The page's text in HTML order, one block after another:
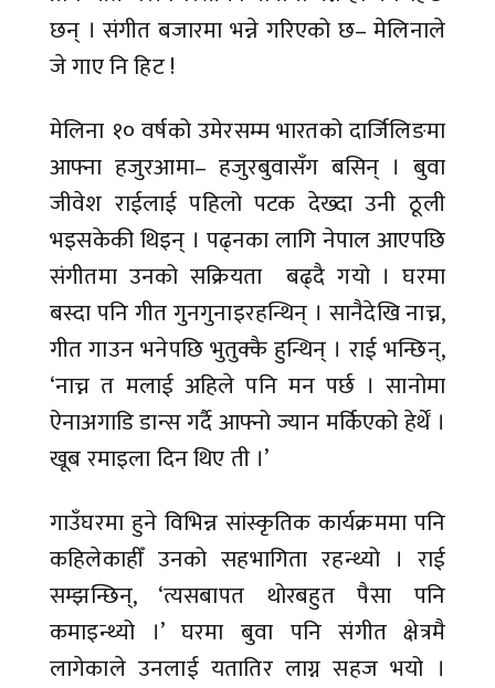
छन् । संगीत बजारमा भन्ने गरिएको छ– मेलिनाले
जे गाए नि हिट !
मेलिना १० वर्षको उमेरसम्म भारतको दार्जिलिङमा
आफ्ना हजुरआमा– हजुरबुवासँग बसिन् । बुवा
जीवेश राईलाई पहिलो पटक देख्दा उनी ठूली
भइसकेकी थिइन् । पढ्नका लागि नेपाल आएपछि
संगीतमा उनको सक्रियता बढ्दै गयो । घरमा
बस्दा पनि गीत गुनगुनाइरहन्थिन् । सानैदेखि नाच्न,
गीत गाउन भनेपछि भुतुक्कै हुन्थिन् । राई भन्छिन्,
‘नाच्न त मलाई अहिले पनि मन पर्छ । सानोमा
ऐनाअगाडि डान्स गर्दै आफ्नो ज्यान मर्किएको हेर्थें ।
खूब रमाइला दिन थिए ती ।’
गाउँघरमा हुने विभिन्न सांस्कृतिक कार्यक्रममा पनि
कहिलेकाहीँ उनको सहभागिता रहन्थ्यो । राई
सम्झन्छिन्, ‘त्यसबापत थोरबहुत पैसा पनि
कमाइन्थ्यो ।’ घरमा बुवा पनि संगीत क्षेत्रमै
लागेकाले उनलाई यतातिर लाग्न सहज भयो ।